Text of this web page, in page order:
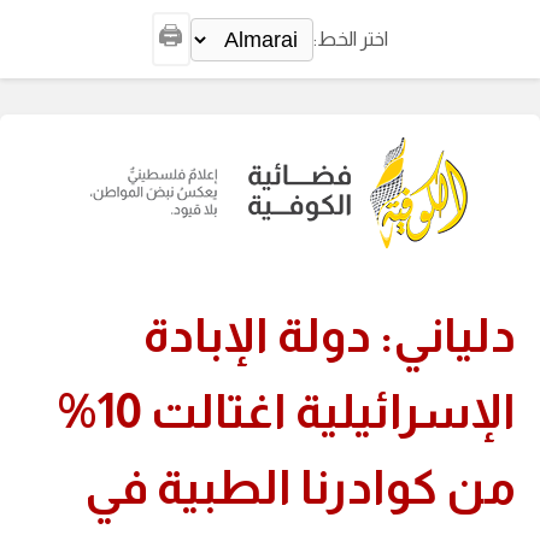
اختر الخط: 🖨️
دلياني: دولة الإبادة
الإسرائيلية اغتالت 10%
من كوادرنا الطبية في